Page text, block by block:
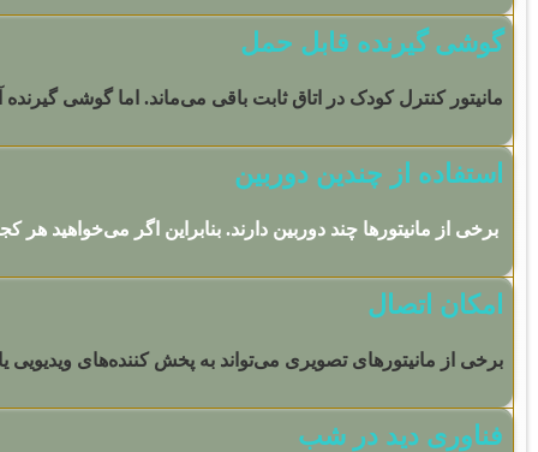
گوشی گیرنده قابل حمل
مانیتور کنترل کودک در اتاق ثابت باقی می‌ماند. اما گوشی
استفاده از چندین دوربین
برخی از مانیتورها چند دوربین دارند. بنابراین اگر می‌خواهید هر
امکان اتصال
برخی از مانیتورهای تصویری می‌تواند به پخش ‌کننده‌های ویدیویی
فناوری دید در شب